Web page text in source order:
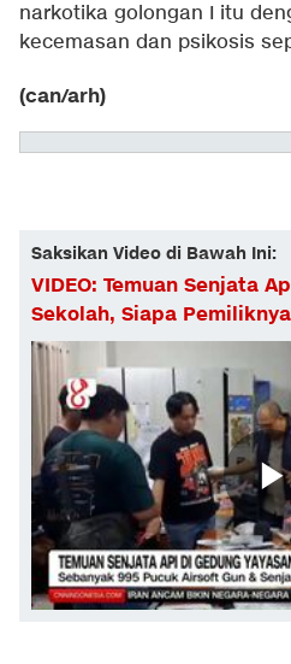
narkotika golongan I itu
kecemasan dan psikosis
(can/arh)
Saksikan Video di Bawah Ini:
VIDEO: Temuan Senjata
Sekolah, Siapa